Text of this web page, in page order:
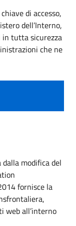
di accesso,
dell’Interno,
tutta sicurezza
che ne
modifica del
fornisce la
web all’interno